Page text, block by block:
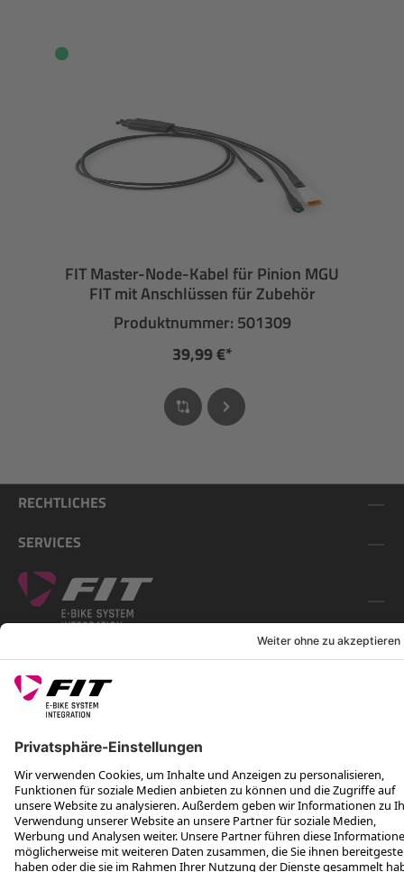
FIT Master-Node-Kabel für Pinion MGU
FIT mit Anschlüssen für Zubehör
Produktnummer: 501309
39,99 €*
RECHTLICHES
SERVICES
*Unverbindliche Preisempfehlung inkl. MwSt. zzgl. Versandkosten
Rotax Bike Technology AG © 2025